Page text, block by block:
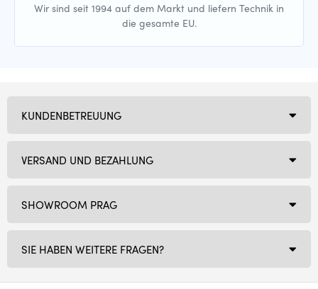
Wir sind seit 1994 auf dem Markt und liefern Technik in
die gesamte EU.
SHOWROOM PRAG
SIE HABEN WEITERE FRAGEN?
KUNDENBETREUUNG
VERSAND UND BEZAHLUNG